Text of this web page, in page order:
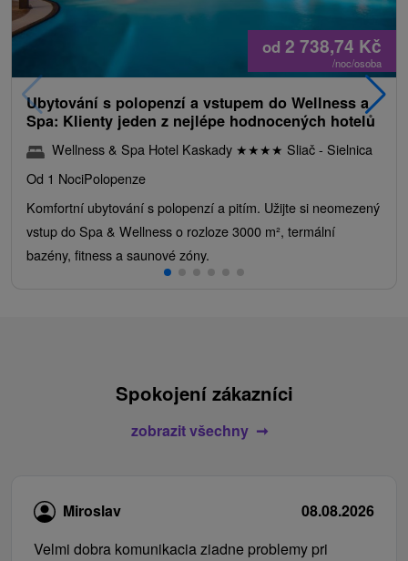
od 2 738,74 Kč
/noc/osoba
Ubytování s polopenzí a vstupem do Wellness a
Spa: Klienty jeden z nejlépe hodnocených hotelů
Wellness & Spa Hotel Kaskady ★★★★ Sliač - Sielnica
Od 1 NociPolopenze
Komfortní ubytování s polopenzí a pitím. Užijte si neomezený
vstup do Spa & Wellness o rozloze 3000 m², termální
bazény, fitness a saunové zóny.
Spokojení zákazníci
zobrazit všechny
Miroslav
08.08.2026
Velmi dobra komunikacia ziadne problemy pri